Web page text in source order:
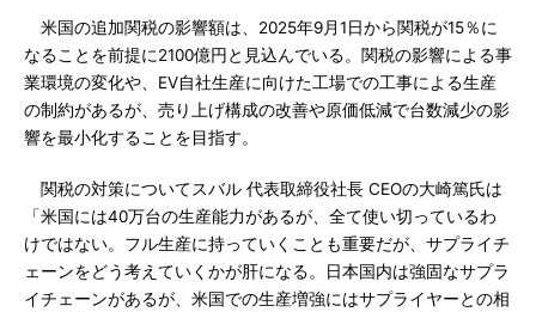
米国の追加関税の影響額は、2025年9月1日から関税が15％に
なることを前提に2100億円と見込んでいる。関税の影響による事
業環境の変化や、EV自社生産に向けた工場での工事による生産
の制約があるが、売り上げ構成の改善や原価低減で台数減少の影
響を最小化することを目指す。
関税の対策についてスバル 代表取締役社長 CEOの大崎篤氏は
「米国には40万台の生産能力があるが、全て使い切っているわ
けではない。フル生産に持っていくことも重要だが、サプライチ
ェーンをどう考えていくかが肝になる。日本国内は強固なサプラ
イチェーンがあるが、米国での生産増強にはサプライヤーとの相